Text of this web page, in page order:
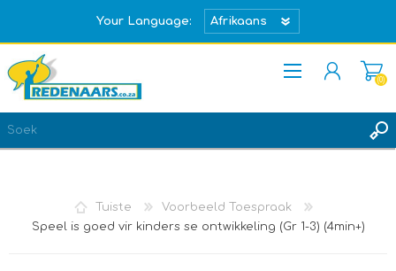
Your Language:
REGISTREER
(0)
Tuiste
Voorbeeld Toespraak
Speel is goed vir kinders se ontwikkeling (Gr 1-3) (4min+)